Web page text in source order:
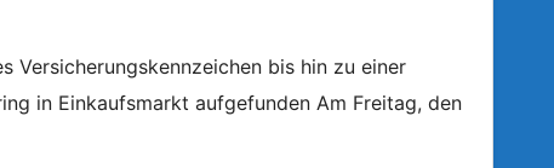
Versicherungskennzeichen bis hin zu einer
in Einkaufsmarkt aufgefunden Am Freitag, den